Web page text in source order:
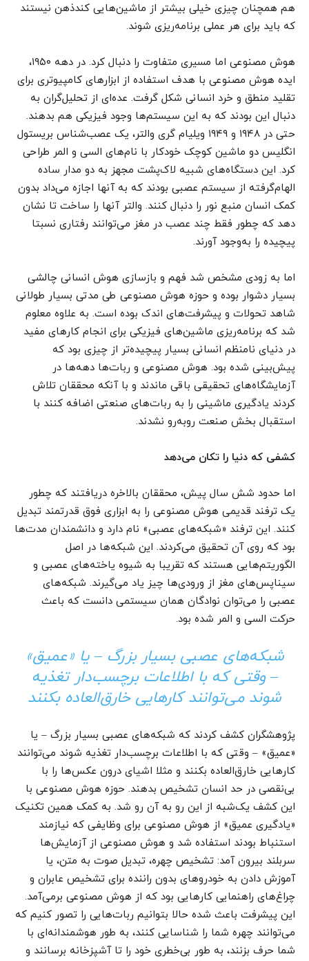
هم همچنان چیزی خیلی بیشتر از ماشین‌هایی کندذهن نیستند
که باید برای هر عملی برنامه‌ریزی شوند.
هوش مصنوعی اما مسیری متفاوت را دنبال کرد. در دهه ۱۹۵۰،
ایده هوش مصنوعی با هدف استفاده از ابزارهای کامپیوتری برای
تقلید منطق و خرد انسانی شکل گرفت. عده‌ای از تحلیل‌گران به
دنبال این بودند که به این سیستم‌ها وجود فیزیکی هم بدهند.
حتی در ۱۹۴۸ و ۱۹۴۹ ویلیام گری والتر، یک عصب‌شناس بریستول
انگلیس دو ماشین کوچک خودکار با نام‌های السی و المر طراحی
کرد. این دستگاه‌های شبیه لاک‌پشت مجهز به دو مدار ساده
الهام‌گرفته از سیستم عصبی بودند که به آنها اجازه می‌داد بدون
کمک انسان منبع نور را دنبال کنند. والتر آنها را ساخت تا نشان
دهد که چطور فقط چند عصب در مغز می‌توانند رفتاری نسبتا
پیچیده را به‌وجود آورند.
اما به زودی مشخص شد فهم و بازسازی هوش انسانی چالشی
بسیار دشوار بوده و حوزه هوش مصنوعی طی مدتی بسیار طولانی
شاهد تحولات و پیشرفت‌های اندک بوده است. به علاوه معلوم
شد که برنامه‌ریزی ماشین‌های فیزیکی برای انجام کارهای مفید
در دنیای نامنظم انسانی بسیار پیچیده‌تر از چیزی بود که
پیش‌بینی شده بود. هوش مصنوعی و ربات‌‌‌‌‌‌‌‌‌‌‌‌‌‌‌‌‌‌‌‌‌‌‌‌‌‌‌‌‌‌‌‌‌‌‌‌‌‌‌‌‌‌‌‌‌‌‌‌ها دهه‌ها در
آزمایشگاه‌های تحقیقی باقی ماندند و با آنکه محققان تلاش
کردند یادگیری ماشینی را به ربات‌‌‌‌‌‌‌‌‌‌‌‌‌‌‌‌‌‌‌‌‌‌‌‌‌‌‌‌‌‌‌‌‌‌‌‌‌‌‌‌‌‌‌‌‌‌‌‌های صنعتی اضافه کنند با
استقبال بخش صنعت روبه‌رو نشدند.
کشفی که دنیا را تکان می‌دهد
اما حدود شش سال پیش، محققان بالاخره دریافتند که چطور
یک ترفند قدیمی هوش مصنوعی را به ابزاری فوق قدرتمند تبدیل
کنند. این ترفند «شبکه‌های عصبی» نام دارد و دانشمندان مدت‌ها
بود که روی آن تحقیق می‌کردند. این شبکه‌ها در اصل
الگوریتم‌هایی هستند که تقریبا به شیوه یاخته‌های عصبی و
سیناپس‌های مغز از ورودی‌ها چیز یاد می‌گیرند. شبکه‌های
عصبی را می‌توان نوادگان همان سیستمی دانست که باعث
حرکت السی و المر شده بود.
شبکه‌های عصبی بسیار بزرگ – یا «عمیق»
– وقتی که با اطلاعات برچسب‌دار تغذیه
شوند می‌توانند کارهایی خارق‌العاده بکنند
پژوهشگران کشف کردند که شبکه‌های عصبی بسیار بزرگ – یا
«عمیق» – وقتی که با اطلاعات برچسب‌دار تغذیه شوند می‌توانند
کارهایی خارق‌العاده بکنند و مثلا اشیای درون عکس‌ها را با
بی‌نقصی در حد انسان تشخیص بدهند. حوزه هوش مصنوعی با
این کشف یک‌شبه از این رو به آن رو شد. به کمک همین تکنیک
«یادگیری عمیق» از هوش مصنوعی برای وظایفی که نیازمند
استنباط بودند استفاده شد و هوش مصنوعی از آزمایش‌ها
سربلند بیرون آمد: تشخیص چهره، تبدیل صوت به متن، یا
آموزش دادن به خودروهای بدون راننده برای تشخیص عابران و
چراغ‌های راهنمایی کارهایی بود که از هوش مصنوعی برمی‌آمد.
این پیشرفت باعث شده حالا بتوانیم ربات‌‌‌‌‌‌‌‌‌‌‌‌‌‌‌‌‌‌‌‌‌‌‌‌‌‌‌‌‌‌‌‌‌‌‌‌‌‌‌‌‌‌‌‌‌‌‌‌هایی را تصور کنیم که
می‌توانند چهره شما را شناسایی کنند، به طور هوشمندانه‌ای با
شما حرف بزنند، به طور بی‌خطری خود را تا آشپزخانه برسانند و